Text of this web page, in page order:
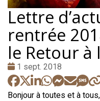
Lettre
rentrée
le Retour à
Date
:
1 sept. 2018
Bonjour à toutes et à tous,